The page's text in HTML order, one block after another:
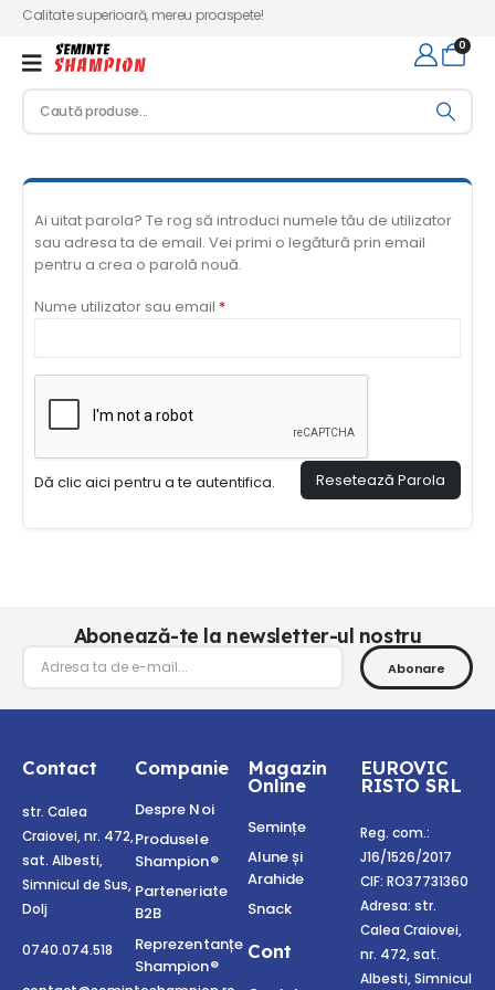
Calitate superioară, mereu proaspete!
0
Ai uitat parola? Te rog să introduci numele tău de utilizator
sau adresa ta de email. Vei primi o legătură prin email
pentru a crea o parolă nouă.
Nume utilizator sau email *
Dă clic aici pentru a te autentifica. Resetează Parola
Abonează-te la newsletter-ul nostru
Abonare
Contact
str. Calea
Craiovei, nr. 472,
sat. Albesti,
Simnicul de Sus,
Dolj
0740.074.518
Companie
Despre Noi
Produsele
Shampion®
Parteneriate
B2B
Reprezentanțe
Shampion®
Magazin
Online
Semințe
Alune și
Arahide
Snack
Cont
EUROVIC
RISTO SRL
Reg. com.:
J16/1526/2017
CIF: RO37731360
Adresa: str.
Calea Craiovei,
nr. 472, sat.
Albesti, Simnicul